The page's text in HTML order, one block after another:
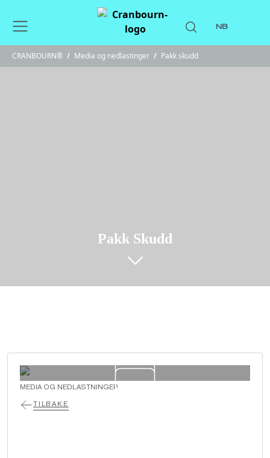
NB
CRANBOURN® / Media og nedlastinger / Pakk skudd
Pakk Skudd
MEDIA OG NEDLASTNINGER
TILBAKE